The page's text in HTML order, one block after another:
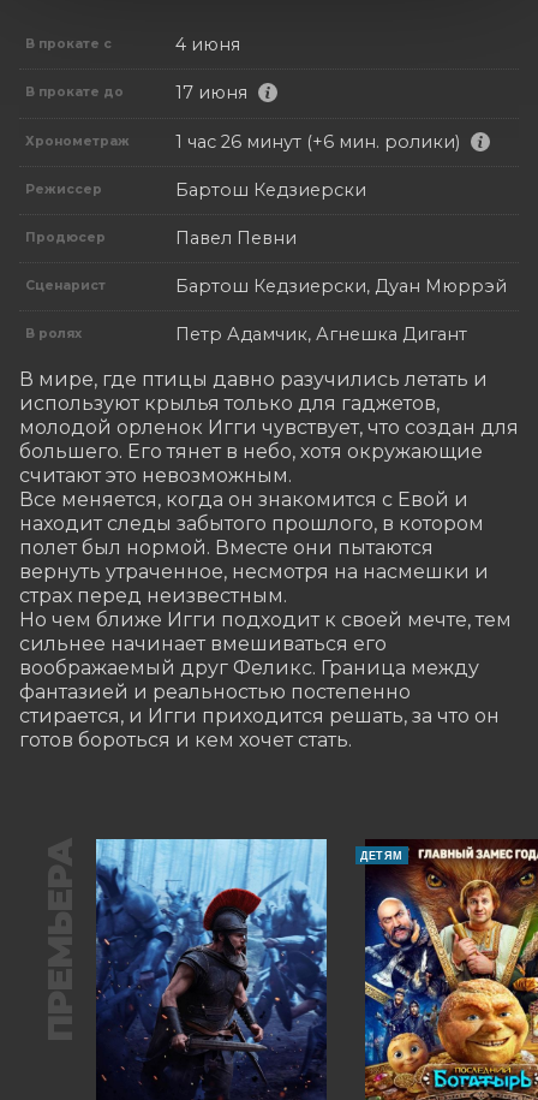
В прокате с 4 июня
В прокате до 17 июня
Хронометраж 1 час 26 минут (+6 мин. ролики)
Режиссер Бартош Кедзиерски
Продюсер Павел Певни
Сценарист Бартош Кедзиерски, Дуан Мюррэй
В ролях Петр Адамчик, Агнешка Дигант
В мире, где птицы давно разучились летать и
используют крылья только для гаджетов,
молодой орленок Игги чувствует, что создан для
большего. Его тянет в небо, хотя окружающие
считают это невозможным.
Все меняется, когда он знакомится с Евой и
находит следы забытого прошлого, в котором
полет был нормой. Вместе они пытаются
вернуть утраченное, несмотря на насмешки и
страх перед неизвестным.
Но чем ближе Игги подходит к своей мечте, тем
сильнее начинает вмешиваться его
воображаемый друг Феликс. Граница между
фантазией и реальностью постепенно
стирается, и Игги приходится решать, за что он
готов бороться и кем хочет стать.
ПРЕМЬЕРА ДЕТЯМ